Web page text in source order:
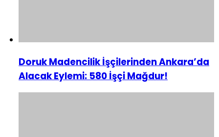
Doruk Madencilik İşçilerinden Ankara’da
Alacak Eylemi: 580 İşçi Mağdur!